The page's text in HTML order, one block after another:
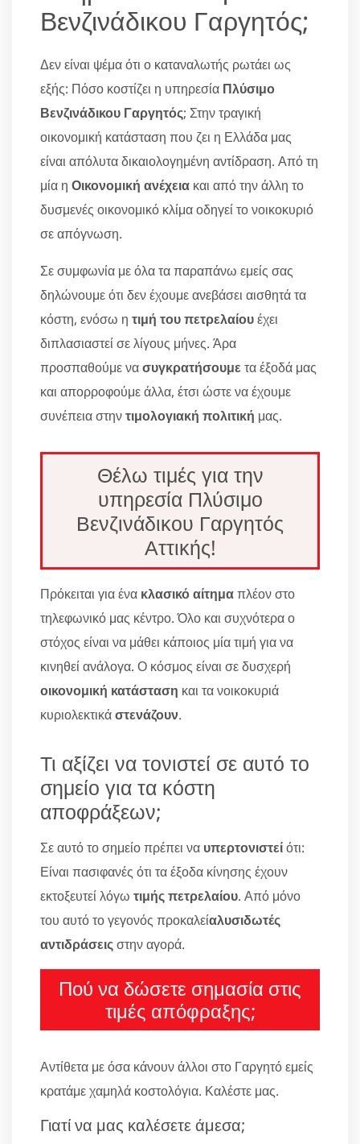
Βενζινάδικου Γαργητός;
Δεν είναι ψέμα ότι ο καταναλωτής ρωτάει ως
εξής: Πόσο κοστίζει η υπηρεσία Πλύσιμο
Βενζινάδικου Γαργητός; Στην τραγική
οικονομική κατάσταση που ζει η Ελλάδα μας
είναι απόλυτα δικαιολογημένη αντίδραση. Από τη
μία η Οικονομική ανέχεια και από την άλλη το
δυσμενές οικονομικό κλίμα οδηγεί το νοικοκυριό
σε απόγνωση.
Σε συμφωνία με όλα τα παραπάνω εμείς σας
δηλώνουμε ότι δεν έχουμε ανεβάσει αισθητά τα
κόστη, ενόσω η τιμή του πετρελαίουέχει
διπλασιαστεί σε λίγους μήνες. Άρα
προσπαθούμε νασυγκρατήσουμε τα έξοδά μας
και απορροφούμε άλλα, έτσι ώστε να έχουμε
συνέπεια στηντιμολογιακή πολιτική μας.
Θέλω τιμές για την
υπηρεσία Πλύσιμο
Βενζινάδικου Γαργητός
Αττικής!
Πρόκειται για ένα κλασικό αίτημαπλέον στο
τηλεφωνικό μας κέντρο. Όλο και συχνότερα ο
στόχος είναι να μάθει κάποιος μία τιμή για να
κινηθεί ανάλογα. Ο κόσμος είναι σε δυσχερή
οικονομική κατάσταση και τα νοικοκυριά
κυριολεκτικάστενάζουν.
Τι αξίζει να τονιστεί σε αυτό το
σημείο για τα κόστη
αποφράξεων;
Σε αυτό το σημείο πρέπει να υπερτονιστείότι:
Είναι πασιφανές ότι τα έξοδα κίνησης έχουν
εκτοξευτεί λόγω τιμής πετρελαίου. Από μόνο
του αυτό το γεγονός προκαλείαλυσιδωτές
αντιδράσειςστην αγορά.
Πού να δώσετε σημασία στις
τιμές απόφραξης;
Αντίθετα με όσα κάνουν άλλοι στο Γαργητό εμείς
κρατάμε χαμηλά κοστολόγια. Καλέστε μας.
Γιατί να μας καλέσετε άμεσα;